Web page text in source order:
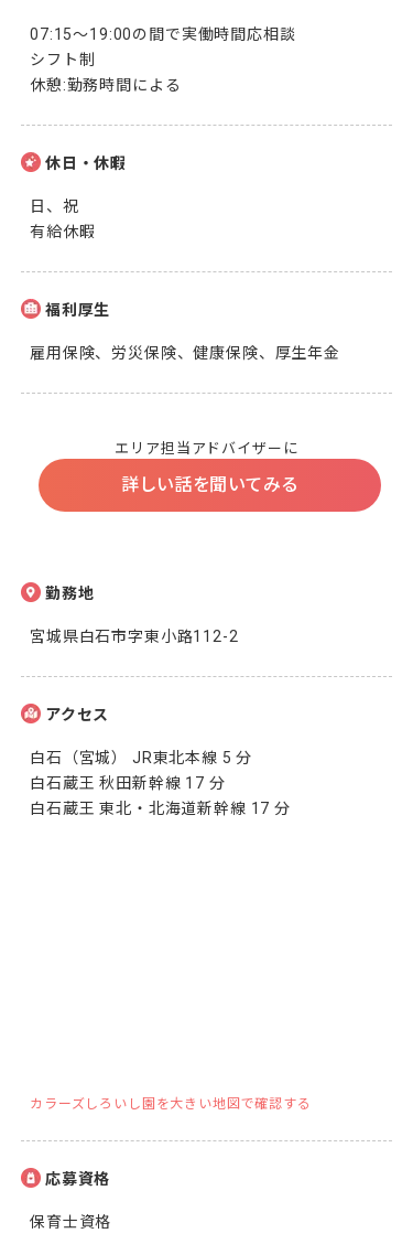
07:15〜19:00の間で実働時間応相談
シフト制
休憩:勤務時間による
休日・休暇
日、祝
有給休暇
福利厚生
雇用保険、労災保険、健康保険、厚生年金
エリア担当アドバイザーに
詳しい話を聞いてみる
勤務地
宮城県白石市字東小路112-2
アクセス
白石（宮城） JR東北本線 5 分
白石蔵王 秋田新幹線 17 分
白石蔵王 東北・北海道新幹線 17 分
カラーズしろいし園を大きい地図で確認する
応募資格
保育士資格